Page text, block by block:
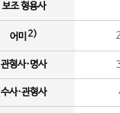
보조 형용사
어미 2)
관형사·명사
수사·관형사